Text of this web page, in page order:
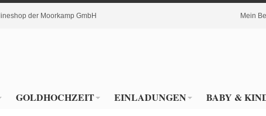
der Moorkamp GmbH Mein
GOLDHOCHZEIT EINLADUNGEN BABY &